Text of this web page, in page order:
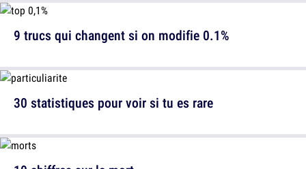
30 statistiques pour voir si tu es rare
9 trucs qui changent si on modifie 0.1%